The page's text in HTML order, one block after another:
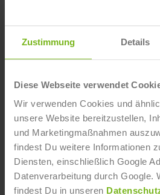
Zustimmung Details
Diese Webseite verwendet
Wir verwenden Cookies und
unsere Website bereitzustellen,
und Marketingmaßnahmen
findest Du weitere Informationen
Diensten, einschließlich Google
Datenverarbeitung durch Google.
findest Du in unseren
Sicherheit und
Produkten noch weiter
der Lieferketten gestärkt
Ausbau digitaler
Technologien, um die
verbessern. Besonders bei
internationalen Märkten
Grenzen. Zudem könnten
Herkunft und Herstellung der
umfassender informiert werden,